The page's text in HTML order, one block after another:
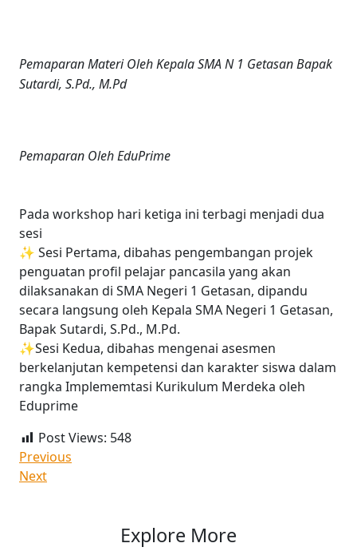
Pemaparan Materi Oleh Kepala SMA N 1 Getasan Bapak
Sutardi, S.Pd., M.Pd
Pemaparan Oleh EduPrime
Pada workshop hari ketiga ini terbagi menjadi dua
sesi
✨️ Sesi Pertama, dibahas pengembangan projek
penguatan profil pelajar pancasila yang akan
dilaksanakan di SMA Negeri 1 Getasan, dipandu
secara langsung oleh Kepala SMA Negeri 1 Getasan,
Bapak Sutardi, S.Pd., M.Pd.
✨️Sesi Kedua, dibahas mengenai asesmen
berkelanjutan kempetensi dan karakter siswa dalam
rangka Implememtasi Kurikulum Merdeka oleh
Eduprime
Post Views: 548
Previous
Next
Explore More